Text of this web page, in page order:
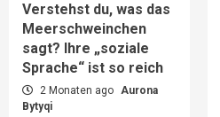
Verstehst du, was das
Meerschweinchen
sagt? Ihre „soziale
Sprache“ ist so reich
2 Monaten ago Aurona
Bytyqi